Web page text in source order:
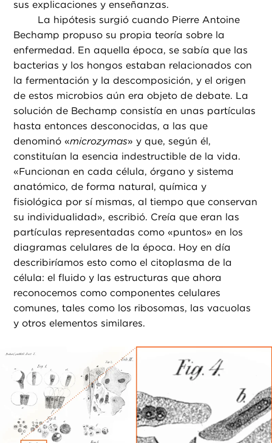
sus explicaciones y enseñanzas.
La hipótesis surgió cuando Pierre Antoine
Bechamp propuso su propia teoría sobre la
enfermedad. En aquella época, se sabía que las
bacterias y los hongos estaban relacionados con
la fermentación y la descomposición, y el origen
de estos microbios aún era objeto de debate. La
solución de Bechamp consistía en unas partículas
hasta entonces desconocidas, a las que
denominó «microzymas» y que, según él,
constituían la esencia indestructible de la vida.
«Funcionan en cada célula, órgano y sistema
anatómico, de forma natural, química y
fisiológica por sí mismas, al tiempo que conservan
su individualidad», escribió. Creía que eran las
partículas representadas como «puntos» en los
diagramas celulares de la época. Hoy en día
describiríamos esto como el citoplasma de la
célula: el fluido y las estructuras que ahora
reconocemos como componentes celulares
comunes, tales como los ribosomas, las vacuolas
y otros elementos similares.